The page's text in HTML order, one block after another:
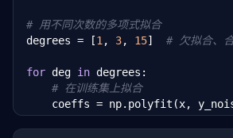
# 用不同次数的多项式拟合
degrees = [1 , 3, 15] # 欠拟合、
for deg in degrees:
# 在训练集上拟合
coeffs = np.polyfit(x,
y_pred = np.polyval(coeffs,